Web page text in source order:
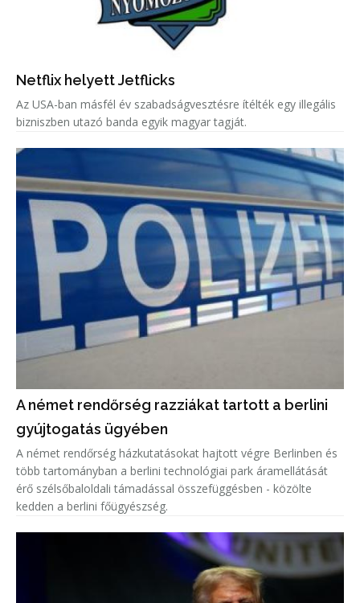
Netflix helyett Jetflicks
Az USA-ban másfél év szabadságvesztésre ítélték egy illegális
bizniszben utazó banda egyik magyar tagját.
A német rendőrség razziákat tartott a berlini
gyújtogatás ügyében
A német rendőrség házkutatásokat hajtott végre Berlinben és
több tartományban a berlini technológiai park áramellátását
érő szélsőbaloldali támadással összefüggésben - közölte
kedden a berlini főügyészség.